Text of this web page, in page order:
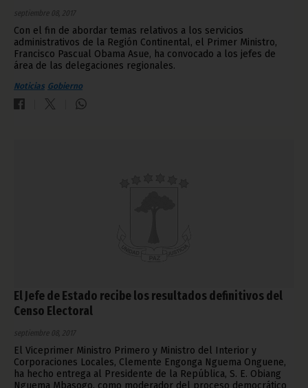
septiembre 08, 2017
Con el fin de abordar temas relativos a los servicios
administrativos de la Región Continental, el Primer Ministro,
Francisco Pascual Obama Asue, ha convocado a los jefes de
área de las delegaciones regionales.
Noticias Gobierno
El Jefe de Estado recibe los resultados definitivos del
Censo Electoral
septiembre 08, 2017
El Viceprimer Ministro Primero y Ministro del Interior y
Corporaciones Locales, Clemente Engonga Nguema Onguene,
ha hecho entrega al Presidente de la República, S. E. Obiang